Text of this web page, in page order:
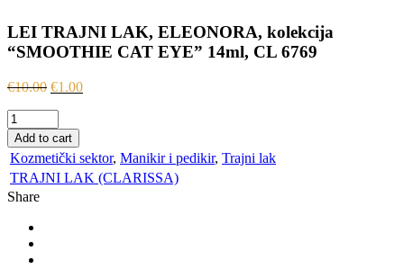
LEI TRAJNI LAK, ELEONORA, kolekcija
“SMOOTHIE CAT EYE” 14ml, CL 6769
€10.00 €1.00
LEI
TRAJNI
LAK,
ELEONORA,
kolekcija
"SMOOTHIE
EYE"
14ml,
Add to cart
Kozmetički sektor, Manikir i pedikir, Trajni lak
TRAJNI LAK (CLARISSA)
Share